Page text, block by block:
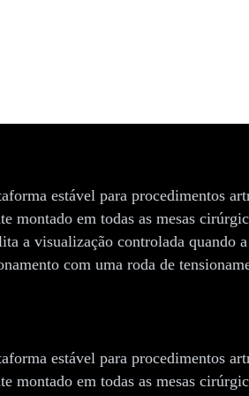
estável para procedimentos
montado em todas as mesas
a visualização controlada
com uma roda de
estável para procedimentos
montado em todas as mesas